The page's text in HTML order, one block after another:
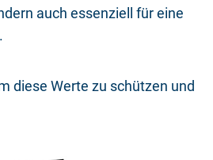
auch essenziell für eine
diese Werte zu schützen und